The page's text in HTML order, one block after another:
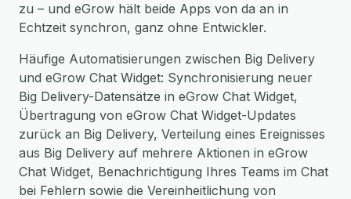
zu – und eGrow hält beide Apps von da an in
Echtzeit synchron, ganz ohne Entwickler.
Häufige Automatisierungen zwischen Big Delivery
und eGrow Chat Widget: Synchronisierung neuer
Big Delivery-Datensätze in eGrow Chat Widget,
Übertragung von eGrow Chat Widget-Updates
zurück an Big Delivery, Verteilung eines Ereignisses
aus Big Delivery auf mehrere Aktionen in eGrow
Chat Widget, Benachrichtigung Ihres Teams im Chat
bei Fehlern sowie die Vereinheitlichung von